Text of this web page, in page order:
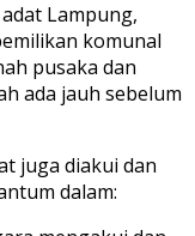
Lampung,
komunal
pusaka dan
ada jauh sebelum
juga diakui dan
dalam: